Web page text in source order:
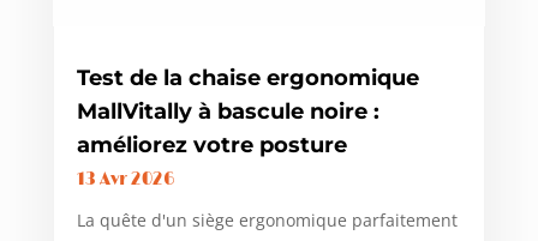
Test de la chaise ergonomique
MallVitally à bascule noire :
améliorez votre posture
13 Avr 2026
La quête d'un siège ergonomique parfaitement